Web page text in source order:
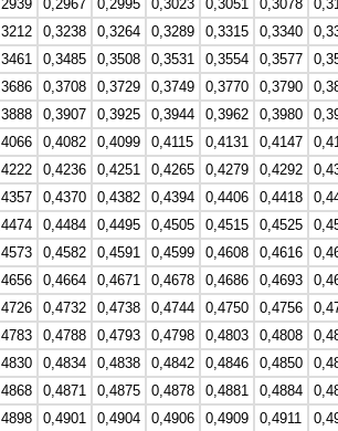
0,2967 0,2995 0,3023 0,3051 0,3078
0,3238 0,3264 0,3289 0,3315 0,3340
0,3485 0,3508 0,3531 0,3554 0,3577
0,3708 0,3729 0,3749 0,3770 0,3790
0,3907 0,3925 0,3944 0,3962 0,3980
0,4082 0,4099 0,4115 0,4131 0,4147
0,4236 0,4251 0,4265 0,4279 0,4292
0,4370 0,4382 0,4394 0,4406 0,4418
0,4484 0,4495 0,4505 0,4515 0,4525
0,4582 0,4591 0,4599 0,4608 0,4616
0,4664 0,4671 0,4678 0,4686 0,4693
0,4732 0,4738 0,4744 0,4750 0,4756
0,4788 0,4793 0,4798 0,4803 0,4808
0,4834 0,4838 0,4842 0,4846 0,4850
0,4871 0,4875 0,4878 0,4881 0,4884
0,4901 0,4904 0,4906 0,4909 0,4911